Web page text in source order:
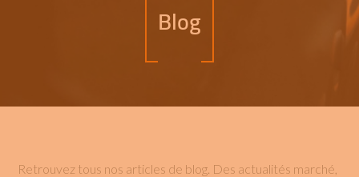
Blog
Retrouvez tous nos articles de blog. Des actualités marché,